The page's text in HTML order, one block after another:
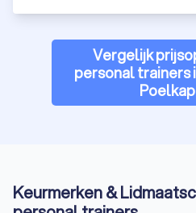
Specifiek wilt trainen voor
Last heeft van
Gewoon meer plezier in
online personal trainer stuurt u
uw voortgang op en geeft
Vergelijk
personal trainers
Keurmerken &